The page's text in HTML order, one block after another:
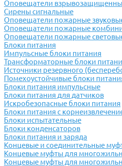
Оповещатели
Сирены сигнальные
Оповещатели пожарные
Оповещатели пожарные
Оповещатели пожарные
Блоки питания
Импульсные блоки питания
Трансформаторные блоки
Источники резервного
Помехоустойчивые блоки
Блоки питания импульсные
Блоки питания для датчиков
Искробезопасные блоки питания
Блоки питания с
Блоки испытательные
Блоки конденсаторов
Блоки питания и заряда
Концевые и соединительные
Концевые муфты для
Концевые муфты для